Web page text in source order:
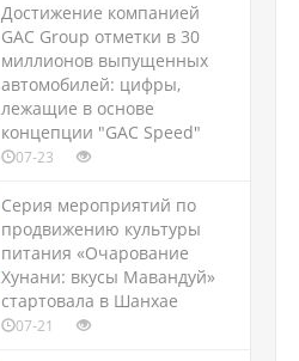
Достижение компанией
GAC Group отметки в 30
миллионов выпущенных
автомобилей: цифры,
лежащие в основе
концепции "GAC Speed"
07-23
Серия мероприятий по
продвижению культуры
питания «Очарование
Хунани: вкусы Мавандуй»
стартовала в Шанхае
07-21